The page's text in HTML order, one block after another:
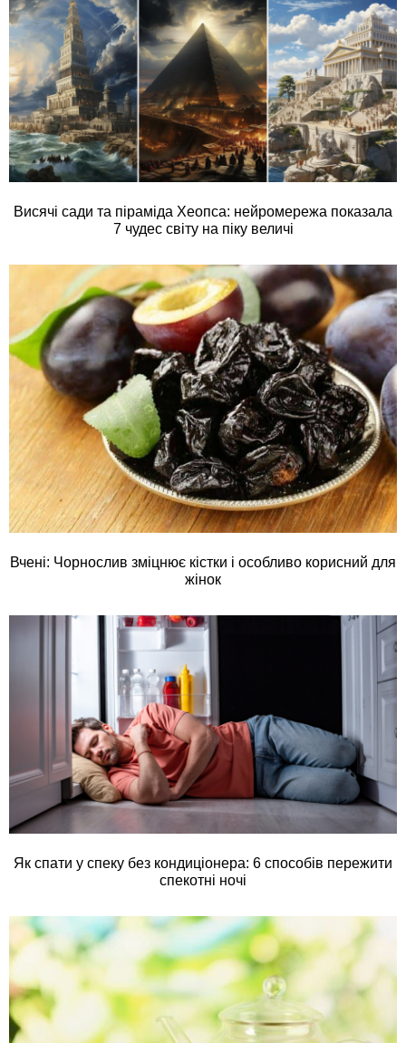
Висячі сади та піраміда Хеопса: нейромережа показала
7 чудес світу на піку величі
Вчені: Чорнослив зміцнює кістки і особливо корисний для
жінок
Як спати у спеку без кондиціонера: 6 способів пережити
спекотні ночі